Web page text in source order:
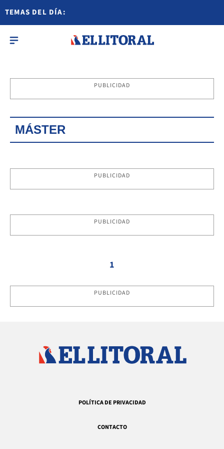
TEMAS DEL DÍA:
PUBLICIDAD
MÁSTER
PUBLICIDAD
PUBLICIDAD
1
PUBLICIDAD
POLÍTICA DE PRIVACIDAD
CONTACTO